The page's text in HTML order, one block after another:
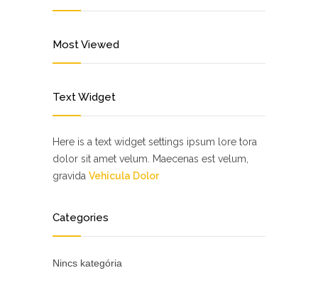
Most Viewed
Text Widget
Here is a text widget settings ipsum lore tora
dolor sit amet velum. Maecenas est velum,
gravida Vehicula Dolor
Categories
Nincs kategória